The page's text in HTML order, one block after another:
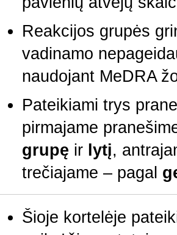
Reakcijos grupės
vadinamo
naudojant MeDRA
Pateikiami trys
pirmajame
grupę ir lytį,
trečiajame – pagal
Šioje kortelėje